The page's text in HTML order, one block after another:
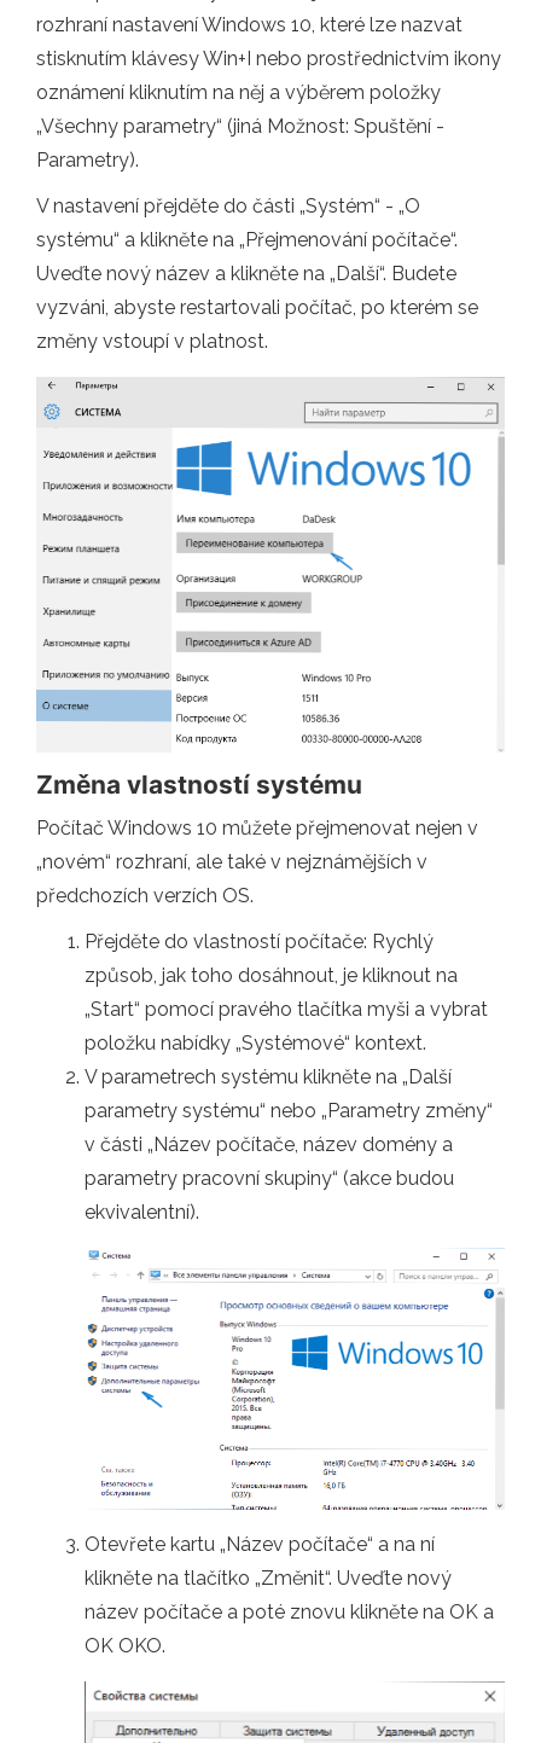
rozhraní nastavení Windows 10, které lze nazvat
stisknutím klávesy Win+I nebo prostřednictvím ikony
oznámení kliknutím na něj a výběrem položky
„Všechny parametry“ (jiná Možnost: Spuštění -
Parametry).
V nastavení přejděte do části „Systém“ - „O
systému“ a klikněte na „Přejmenování počítače“.
Uveďte nový název a klikněte na „Další“. Budete
vyzváni, abyste restartovali počítač, po kterém se
změny vstoupí v platnost.
Změna vlastností systému
Počítač Windows 10 můžete přejmenovat nejen v
„novém“ rozhraní, ale také v nejznámějších v
předchozích verzích OS.
Přejděte do vlastností počítače: Rychlý
způsob, jak toho dosáhnout, je kliknout na
„Start“ pomocí pravého tlačítka myši a vybrat
položku nabídky „Systémové“ kontext.
V parametrech systému klikněte na „Další
parametry systému“ nebo „Parametry změny“
v části „Název počítače, název domény a
parametry pracovní skupiny“ (akce budou
ekvivalentní).
Otevřete kartu „Název počítače“ a na ní
klikněte na tlačítko „Změnit“. Uveďte nový
název počítače a poté znovu klikněte na OK a
OK OKO.